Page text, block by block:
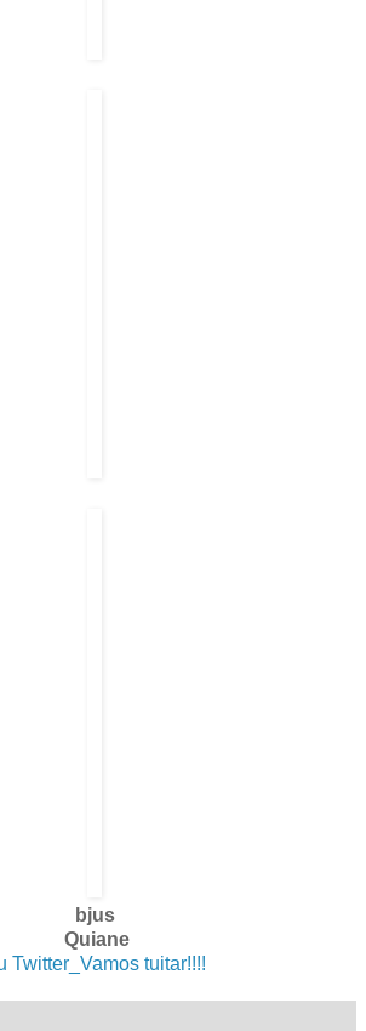
bjus
Quiane
Twitter_Vamos tuitar!!!!